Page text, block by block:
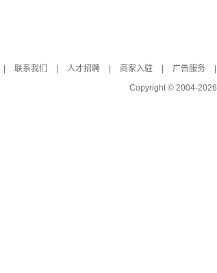
联系我们 人才招聘 商家入驻 广告服务
Copyright © 2004-2026